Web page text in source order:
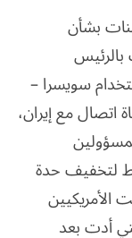
بشأن
بالرئيس
سويسرا –
اتصال مع إيران،
لتخفيف حدة
قد استضافت الأمريكيين
أدت بعد